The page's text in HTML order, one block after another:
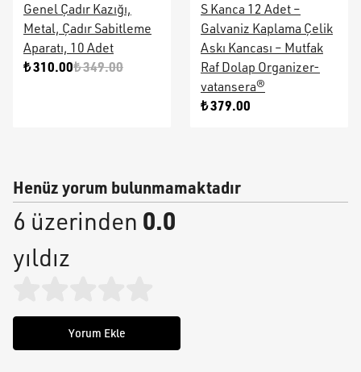
Genel Çadır Kazığı,
Metal, Çadır Sabitleme
Aparatı, 10 Adet
₺ 310.00₺ 349.00
S Kanca 12 Adet –
Galvaniz Kaplama Çelik
Askı Kancası – Mutfak
Raf Dolap Organizer-
vatansera®
₺ 379.00
Henüz yorum bulunmamaktadır
6 üzerinden 0.0
yıldız
Yorum Ekle